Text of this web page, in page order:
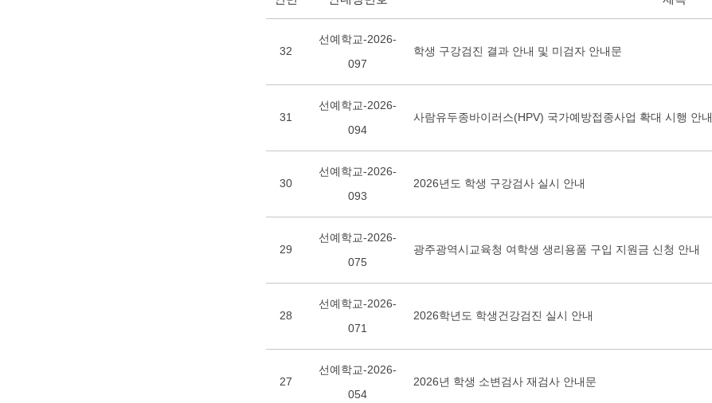
32
선예학교-2026-
097
학생 구강검진 결과 안내 및 미검자 안내문
31
선예학교-2026-
094
사람유두종바이러스(HPV) 국가예방접종사업 확대 시행 안내
30
선예학교-2026-
093
2026년도 학생 구강검사 실시 안내
29
선예학교-2026-
075
광주광역시교육청 여학생 생리용품 구입 지원금 신청 안내
28
선예학교-2026-
071
2026학년도 학생건강검진 실시 안내
27
선예학교-2026-
054
2026년 학생 소변검사 재검사 안내문